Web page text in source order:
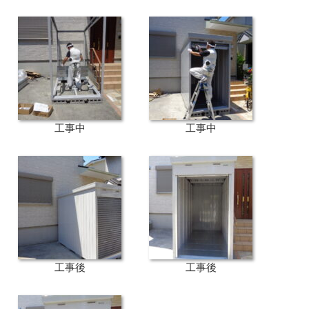
工事中 工事中
工事後 工事後